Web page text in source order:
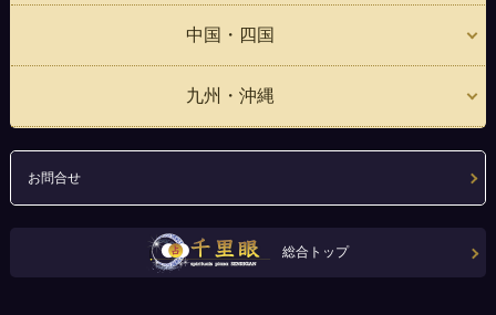
中国・四国
九州・沖縄
お問合せ
総合トップ